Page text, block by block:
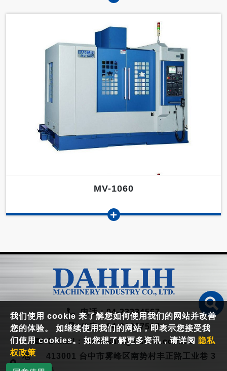
MV-1060
电话：04-23334567
传真：04-23307567
E-mail： local.sale@dahlih.com.tw
地
413001 台中市雾峰区南势村丰正路工业巷 3
我们使用 cookie 来了解您如何使用我们的网站并改善
您的体验。 如继续使用我们的网站，即表示您接受我
们使用 cookies。 如您想了解更多资讯，请详阅 隐私
权政策